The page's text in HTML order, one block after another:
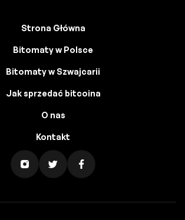
Strona Główna
Bitomaty w Polsce
Bitomaty w Szwajcarii
Jak sprzedać bitcoina
O nas
Kontakt